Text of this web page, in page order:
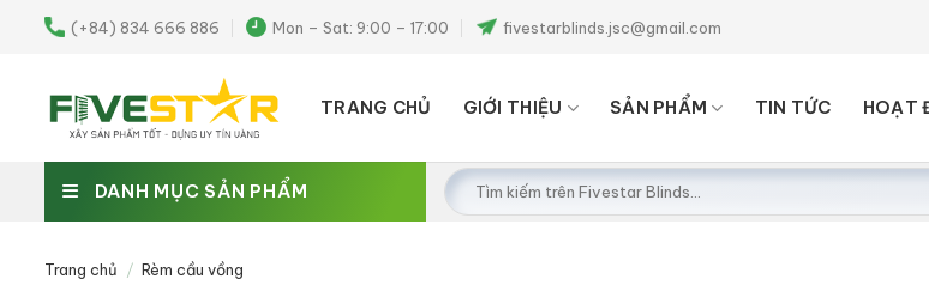
(+84) 834 666 886 Mon – Sat: 9:00 – 17:00 fivestarblinds.jsc@gmail.com
TRANG CHỦ GIỚI THIỆU SẢN PHẨM TIN TỨC HOẠT
DANH MỤC SẢN PHẨM
Tìm
kiếm:
Trang chủ / Rèm cầu vồng